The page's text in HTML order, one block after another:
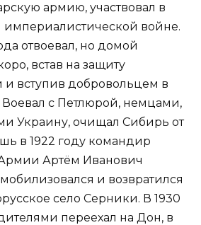
армию, участвовал в
войне.
отвоевал, но домой
встав на защиту
и вступив добровольцем в
с Петлюрой, немцами,
Украину, очищал Сибирь от
в 1922 году командир
Артём Иванович
и возвратился
село Серники. В 1930
переехал на Дон, в